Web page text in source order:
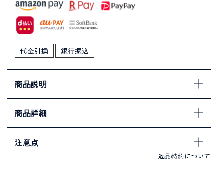
代金引換 銀行振込
商品説明
商品詳細
注意点
返品特約について